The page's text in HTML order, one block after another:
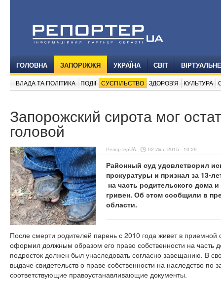
ГОЛОВНА ЗАПОРІЖЖЯ УКРАЇНА СВІТ
ВЛАДА ТА ПОЛІТИКА ПОДІЇ СУСПІЛЬСТВО ЗДОРОВ'Я КУЛЬТУРА
Запорожский сирота мог
головой
РепортерUA 02 Июл 2015 - 10:29
Районный суд удовлетворил
прокуратуры и признал за 13-
на часть родительского дома
гривен. Об этом сообщили в
области.
После смерти родителей парень с 2010 года живет в приемной
оформил должным образом его право собственности на часть
подросток должен был унаследовать согласно завещанию. В
выдаче свидетельств о праве собственности на наследство по
соответствующие правоустанавливающие документы.